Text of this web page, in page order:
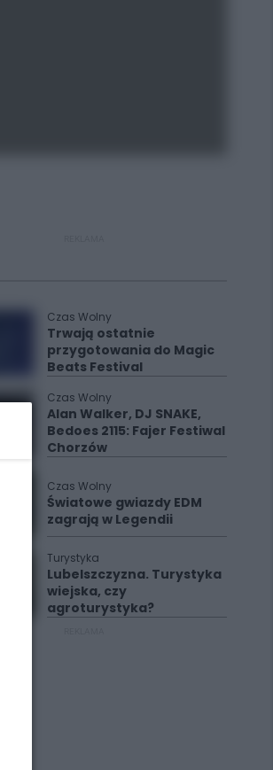
Czas Wolny
Trwają ostatnie
przygotowania do Magic
Beats Festival
Czas Wolny
Alan Walker, DJ SNAKE,
Bedoes 2115: Fajer Festiwal
Chorzów
Czas Wolny
Światowe gwiazdy EDM
zagrają w Legendii
Turystyka
Lubelszczyzna. Turystyka
wiejska, czy
agroturystyka?